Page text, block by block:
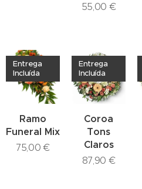
55,00 €
Ramo
Funeral Mix
Entrega
Incluída
75,00 €
Coroa
Tons
Claros
Entrega
Incluída
87,90 €